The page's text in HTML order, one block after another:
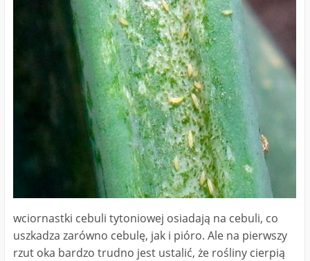
wciornastki cebuli tytoniowej osiadają na cebuli, co
uszkadza zarówno cebulę, jak i pióro. Ale na pierwszy
rzut oka bardzo trudno jest ustalić, że rośliny cierpią